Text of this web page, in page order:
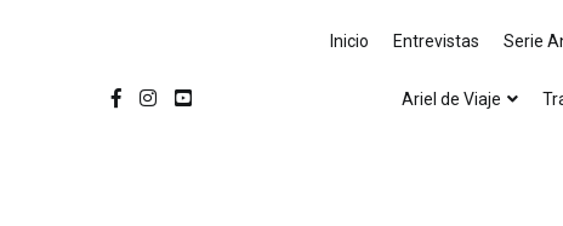
Inicio Entrevistas Serie
Ariel de Viaje